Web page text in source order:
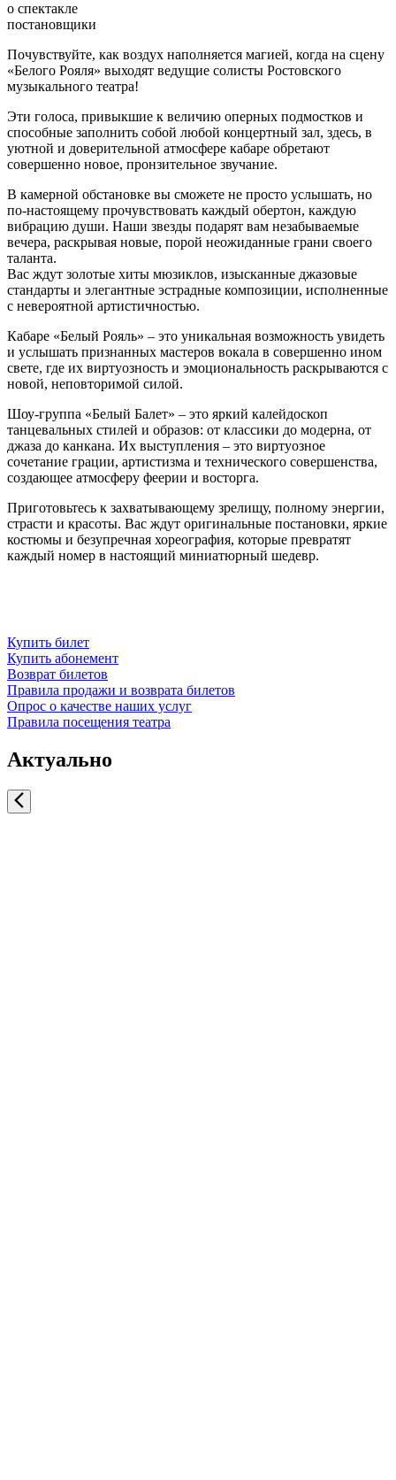
о спектакле
постановщики
Почувствуйте, как воздух наполняется магией, когда на сцену
«Белого Рояля» выходят ведущие солисты Ростовского
музыкального театра!
Эти голоса, привыкшие к величию оперных подмостков и
способные заполнить собой любой концертный зал, здесь, в
уютной и доверительной атмосфере кабаре обретают
совершенно новое, пронзительное звучание.
В камерной обстановке вы сможете не просто услышать, но
по-настоящему прочувствовать каждый обертон, каждую
вибрацию души. Наши звезды подарят вам незабываемые
вечера, раскрывая новые, порой неожиданные грани своего
таланта.
Вас ждут золотые хиты мюзиклов, изысканные джазовые
стандарты и элегантные эстрадные композиции, исполненные
с невероятной артистичностью.
Кабаре «Белый Рояль» – это уникальная возможность увидеть
и услышать признанных мастеров вокала в совершенно ином
свете, где их виртуозность и эмоциональность раскрываются с
новой, неповторимой силой.
Шоу-группа «Белый Балет» – это яркий калейдоскоп
танцевальных стилей и образов: от классики до модерна, от
джаза до канкана. Их выступления – это виртуозное
сочетание грации, артистизма и технического совершенства,
создающее атмосферу феерии и восторга.
Приготовьтесь к захватывающему зрелищу, полному энергии,
страсти и красоты. Вас ждут оригинальные постановки, яркие
костюмы и безупречная хореография, которые превратят
каждый номер в настоящий миниатюрный шедевр.
Купить билет
Купить абонемент
Возврат билетов
Правила продажи и возврата билетов
Опрос о качестве наших услуг
Правила посещения театра
Актуально